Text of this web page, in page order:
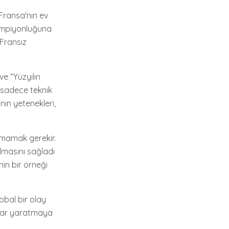
ev
“Yüzyılın
sadece teknik
yetenekleri,
gerekir.
sağladı
bir örneği
bir olay
yaratmaya